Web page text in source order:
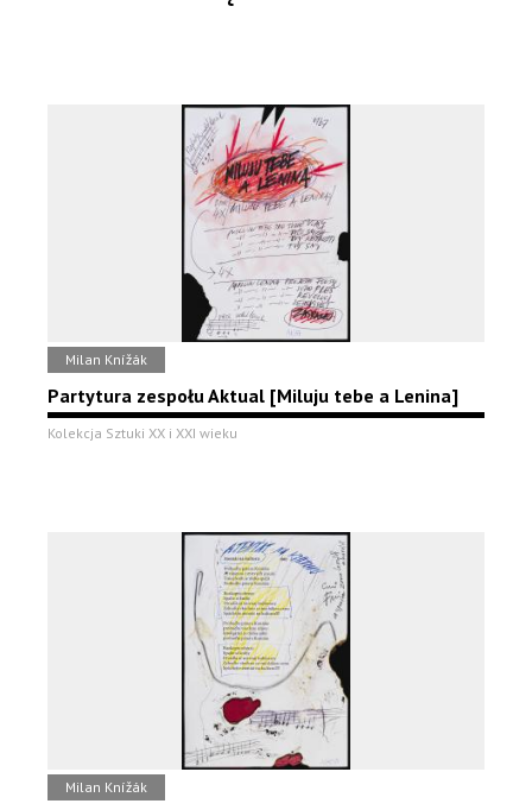
Milan Knížák
Partytura zespołu Aktual [Miluju tebe a Lenina]
Kolekcja Sztuki XX i XXI wieku
Milan Knížák